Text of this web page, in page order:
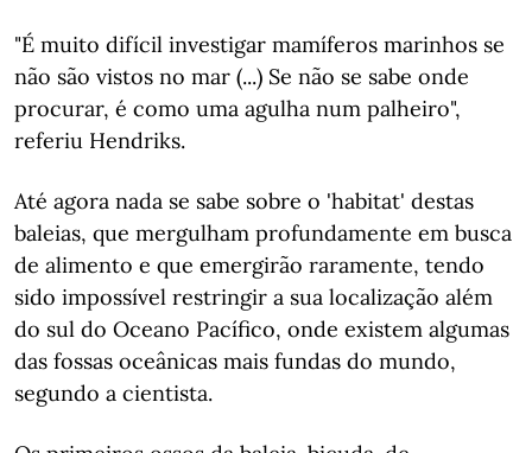
"É muito difícil investigar mamíferos marinhos se
não são vistos no mar (...) Se não se sabe onde
procurar, é como uma agulha num palheiro",
referiu Hendriks.
Até agora nada se sabe sobre o 'habitat' destas
baleias, que mergulham profundamente em busca
de alimento e que emergirão raramente, tendo
sido impossível restringir a sua localização além
do sul do Oceano Pacífico, onde existem algumas
das fossas oceânicas mais fundas do mundo,
segundo a cientista.